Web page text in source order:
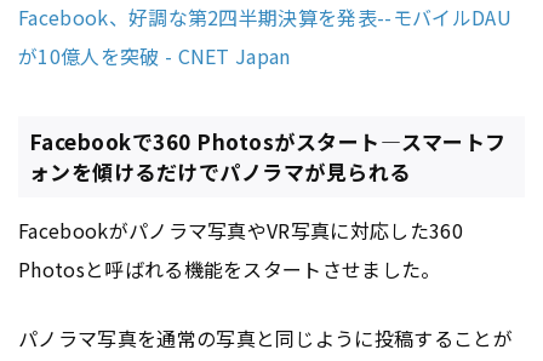
Facebook、好調な第2四半期決算を発表--モバイルDAU
が10億人を突破 - CNET Japan
Facebookで360 Photosがスタート―スマートフ
ォンを傾けるだけでパノラマが見られる
Facebookがパノラマ写真やVR写真に対応した360
Photosと呼ばれる機能をスタートさせました。
パノラマ写真を通常の写真と同じように投稿することが